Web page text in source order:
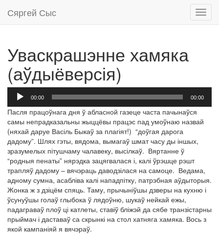
Сяргей Сыс
Уваскрашэнне хамяка
(аўдыёверсія)
Аудыё-
прайгравальнік
00:00 00:00
Пасля працоўнага дня ў абласной газеце часта пачынаўся
самы непрадказальны жыццёвы працэс пад умоўнаю назвай
(няхай даруе Васіль Быкаў за плагіят!) “доўгая дарога
дадому”. Шлях гэты, вядома, вымагаў шмат часу ды іншых,
зразумелых пітушчаму чалавеку, высілкаў. Вяртанне ў
“родныя пенаты” нярэдка зацягвалася і, калі ўрэшце рэшт
трапляў дадому – вячэраць даводзілася на самоце. Ведама,
адному сумна, асабліва калі нападпітку, патрэбная аўдыторыя.
Жонка ж з дзіцём спяць. Таму, прычыніўшы дзверы на кухню і
ўсунуўшы голаў глыбока ў лядоўню, шукаў нейкай ежы,
падаграваў плоў ці катлеты, ставіў бліжэй да сябе транзістарны
прыймач і даставаў са скрынкі на стол хатняга хамяка. Вось з
якой кампаніяй я вячэраў.